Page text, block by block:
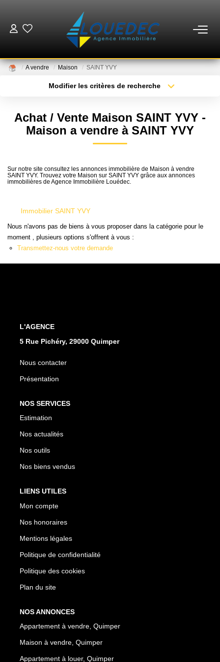
MISE EN VENTE
Notre Équipe
A vendre Maison SAINT YVY
Modifier les critères de recherche
Sélectionnez...
Type de bien
Surface min
Créer une alerte
Achat / Vente Maison SAINT YVY -
Maison a vendre à SAINT YVY
Sur notre site consultez les annonces immobilière de Maison à vendre
SAINT YVY. Trouvez votre Maison sur SAINT YVY grâce aux annonces
immobilières de Agence Immobilière Louédec.
Immobilier SAINT YVY
Nous n'avons pas de biens à vous proposer dans la catégorie pour le
moment , plusieurs options s'offrent à vous :
Transmettez-nous votre demande
L'AGENCE
5 Rue Pichéry, 29000 Quimper
Nous contacter
Présentation
NOS SERVICES
Estimation
Nos actualités
Nos outils
Nos biens vendus
LIENS UTILES
Mon compte
Nos honoraires
Mentions légales
Politique de confidentialité
Politique des cookies
Plan du site
NOS ANNONCES
Appartement à vendre, Quimper
Maison à vendre, Quimper
Appartement à louer, Quimper